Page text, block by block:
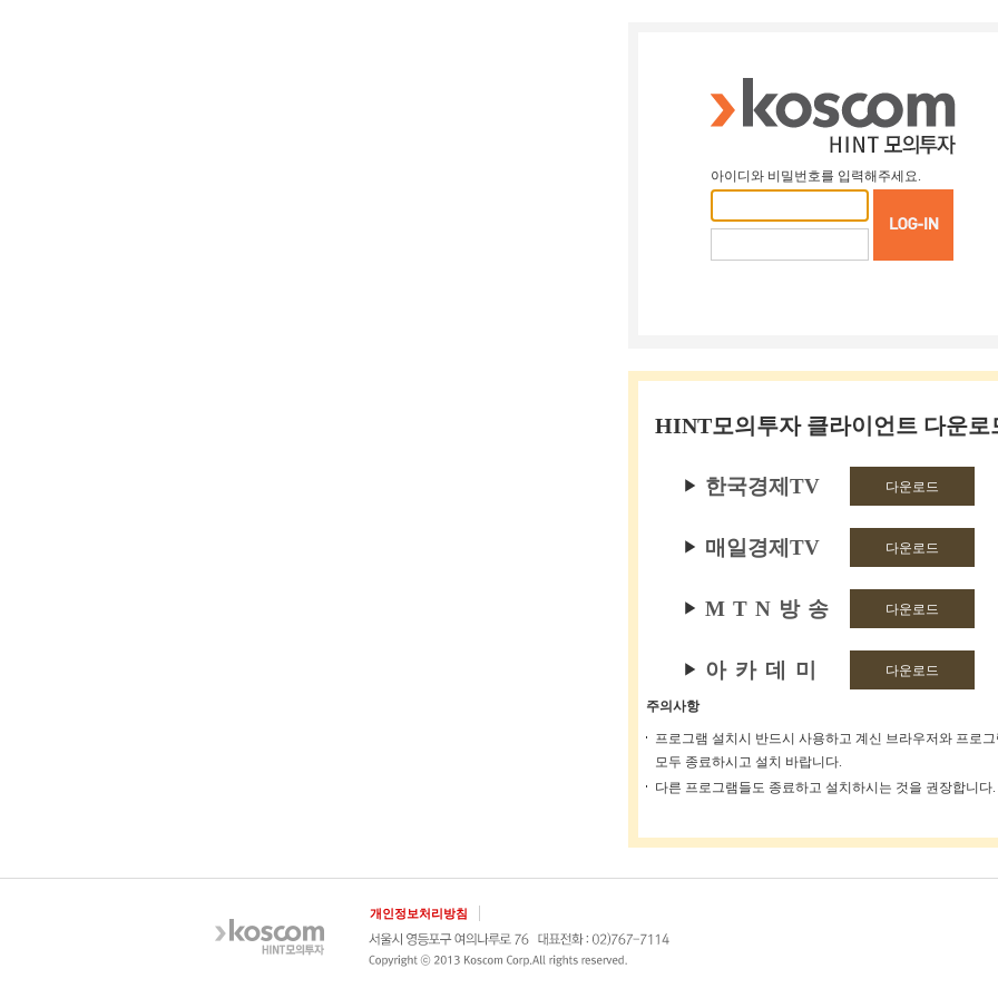
아이디와 비밀번호를 입력해주세요.
HINT모의투자 클라이언트 다운로
▶ 한국경제TV 다운로드
▶ 매일경제TV 다운로드
▶ MTN방송 다운로드
▶ 아카데미 다운로드
주의사항
프로그램 설치시 반드시 사용하고 계신 브라우저와 프로
모두 종료하시고 설치 바랍니다.
다른 프로그램들도 종료하고 설치하시는 것을 권장합니다.
개인정보처리방침